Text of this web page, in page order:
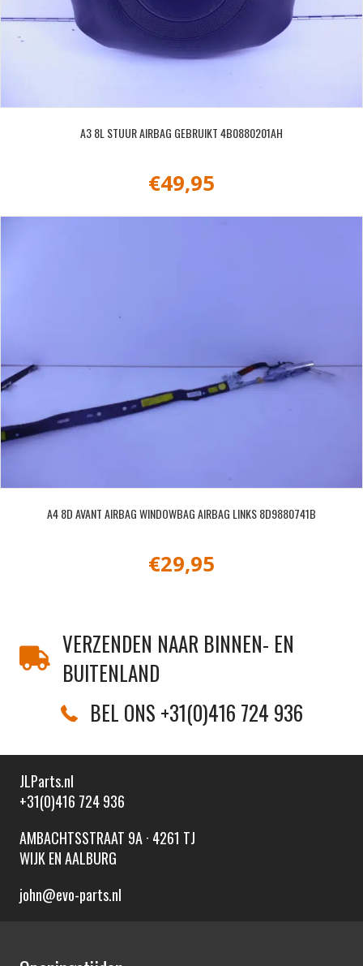
A3 8L STUUR AIRBAG GEBRUIKT 4B0880201AH
€49,95
A4 8D AVANT AIRBAG WINDOWBAG AIRBAG LINKS 8D9880741B
€29,95
VERZENDEN NAAR BINNEN- EN
BUITENLAND
BEL ONS +31(0)416 724 936
JLParts.nl
+31(0)416 724 936
AMBACHTSSTRAAT 9A · 4261 TJ
WIJK EN AALBURG
john@evo-parts.nl